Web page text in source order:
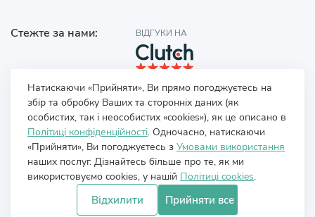
Натискаючи «Прийняти», Ви прямо погоджуєтесь на
збір та обробку Ваших та сторонніх даних (як
особистих, так і неособистих «cookies»), як це описано в
Політиці конфіденційності. Одночасно, натискаючи
«Прийняти», Ви погоджуєтесь з Умовами використання
наших послуг. Дізнайтесь більше про те, як ми
використовуємо cookies, у нашій Політиці cookies.
Прийняти все
Відхилити
Стежте за нами: ВІДГУКИ НА
Політика конфіденційності Умови використання